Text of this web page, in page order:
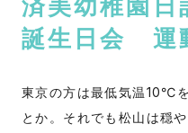
済美幼稚園
誕生日会 運
東京の方は最低気温10℃
とか。それでも松山は穏